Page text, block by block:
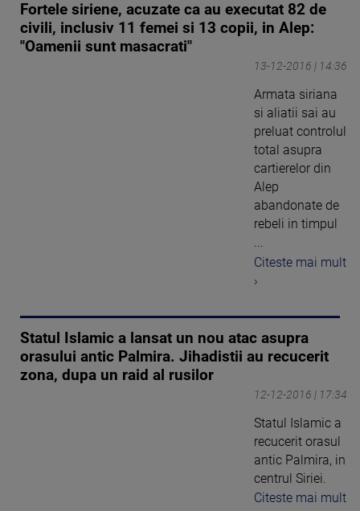
Fortele siriene, acuzate ca au executat 82 de
civili, inclusiv 11 femei si 13 copii, in Alep:
"Oamenii sunt masacrati"
13-12-2016 | 14:36
Armata siriana
si aliatii sai au
preluat controlul
total asupra
cartierelor din
Alep
abandonate de
rebeli in timpul
...
Citeste mai mult
›
Statul Islamic a lansat un nou atac asupra
orasului antic Palmira. Jihadistii au recucerit
zona, dupa un raid al rusilor
12-12-2016 | 17:34
Statul Islamic a
recucerit orasul
antic Palmira, in
centrul Siriei.
Citeste mai mult